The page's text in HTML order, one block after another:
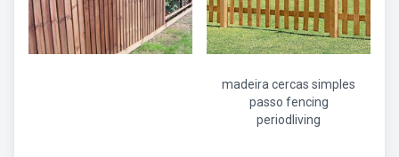
madeira cercas simples
passo fencing
periodliving